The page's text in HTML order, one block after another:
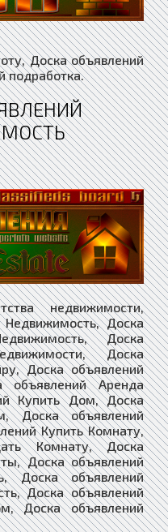
Доска объявлений
подработка.
недвижимости,
Доска
Доска
Доска
Доска объявлений
объявлений Аренда
Купить Дом, Доска
Доска объявлений
Купить Комнату,
Комнату, Доска
Доска объявлений
Доска объявлений
Доска объявлений
Доска объявлений